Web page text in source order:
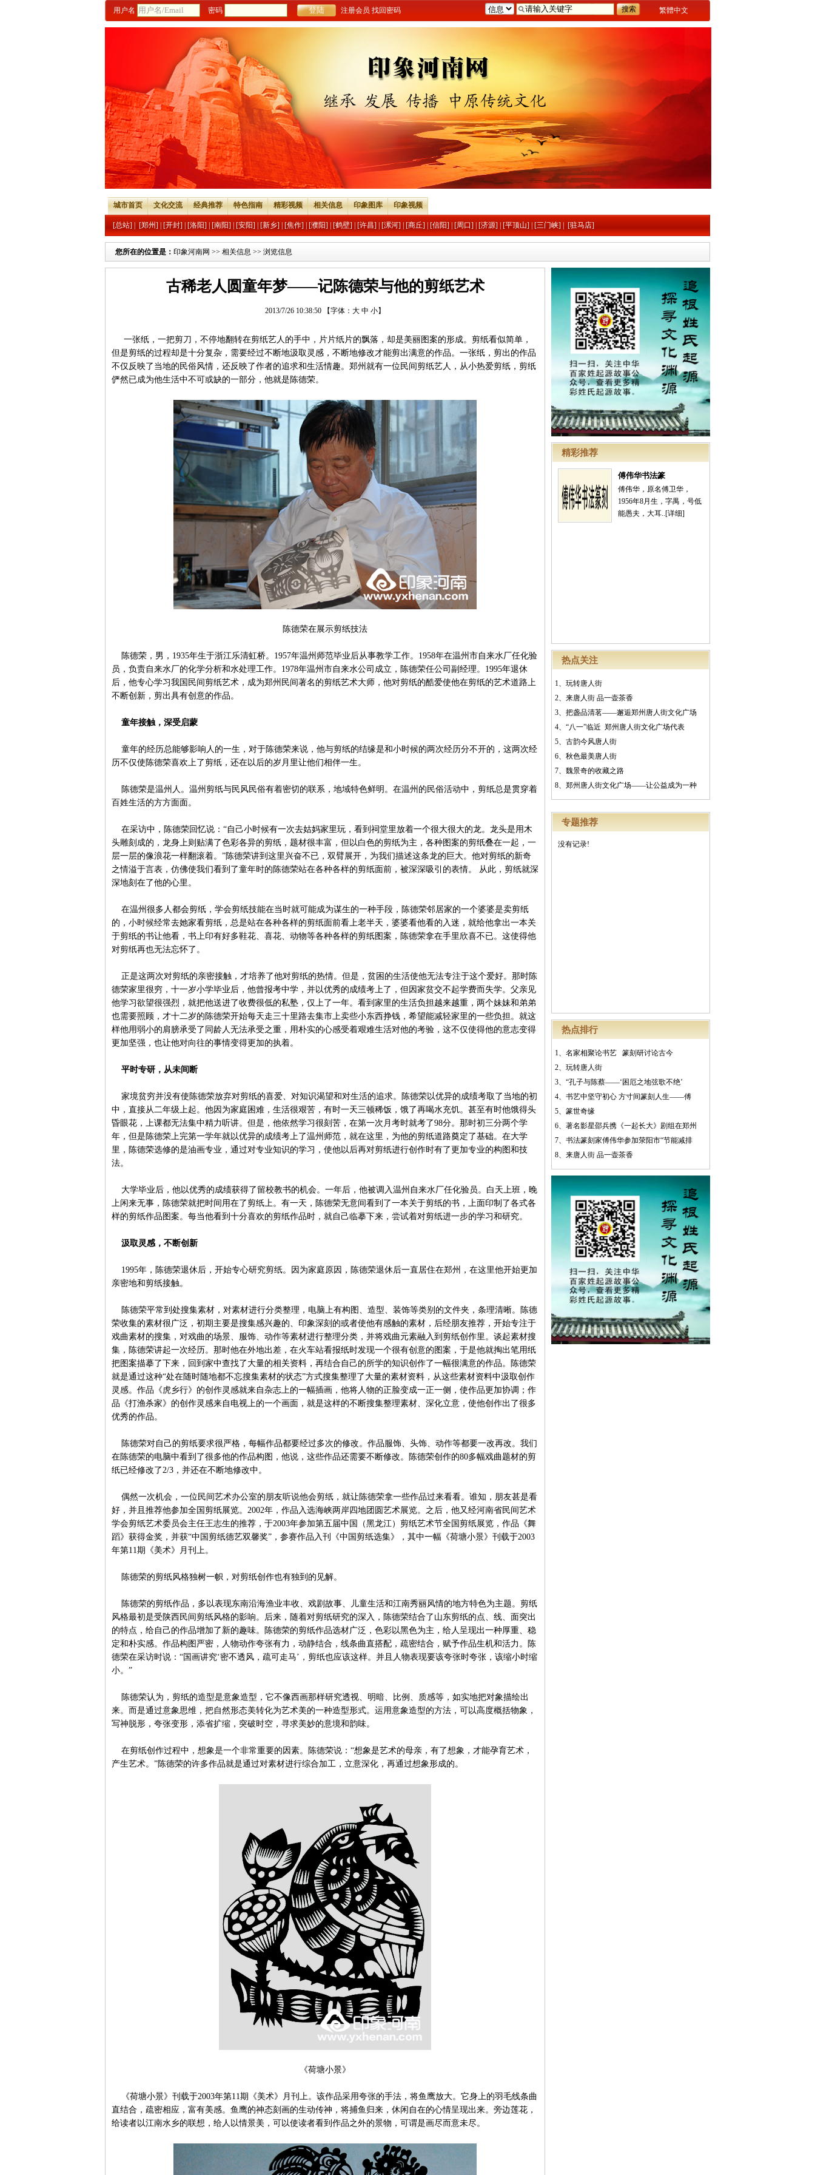
繁體中文
用户名 密码 注册会员 找回密码
城市首页 文化交流 经典推荐 特色指南 精彩视频 相关信息 印象图库 印象视频
[总站] [郑州] [开封] [洛阳] [南阳] [安阳] [新乡] [焦作] [濮阳] [鹤壁] [许昌] [漯河] [商丘] [信阳] [周口] [济源] [平顶山] [三门峡] [驻马店]
您所在的位置是： 印象河南网 >> 相关信息 >> 浏览信息
精彩推荐
傅伟华书法篆
傅伟华，原名傅卫华，
1956年8月生，字禺，号低
能愚夫，大耳..[详细]
热点关注
1、 玩转唐人街
2、 来唐人街 品一壶茶香
3、 把盏品清茗——邂逅郑州唐人街文化广场
4、 “八一”临近 郑州唐人街文化广场代表
5、 古韵今风唐人街
6、 秋色最美唐人街
7、 魏景奇的收藏之路
8、 郑州唐人街文化广场——让公益成为一种
专题推荐
没有记录!
热点排行
1、 名家相聚论书艺 篆刻研讨论古今
2、 玩转唐人街
3、 “孔子与陈蔡——‘困厄之地弦歌不绝’
4、 书艺中坚守初心 方寸间篆刻人生——傅
5、 篆世奇缘
6、 著名影星邵兵携《一起长大》剧组在郑州
7、 书法篆刻家傅伟华参加荥阳市“节能减排
8、 来唐人街 品一壶茶香
古稀老人圆童年梦——记陈德荣与他的剪纸艺术
2013/7/26 10:38:50 【字体： 大 中 小】
一张纸，一把剪刀，不停地翻转在剪纸艺人的手中，片片纸片的飘落，却是美丽图案的形成。剪纸看似简单，
但是剪纸的过程却是十分复杂，需要经过不断地汲取灵感，不断地修改才能剪出满意的作品。一张纸，剪出的作品
不仅反映了当地的民俗风情，还反映了作者的追求和生活情趣。郑州就有一位民间剪纸艺人，从小热爱剪纸，剪纸
俨然已成为他生活中不可或缺的一部分，他就是陈德荣。
陈德荣在展示剪纸技法
陈德荣，男，1935年生于浙江乐清虹桥。1957年温州师范毕业后从事教学工作。1958年在温州市自来水厂任化验
员，负责自来水厂的化学分析和水处理工作。1978年温州市自来水公司成立，陈德荣任公司副经理。1995年退休
后，他专心学习我国民间剪纸艺术，成为郑州民间著名的剪纸艺术大师，他对剪纸的酷爱使他在剪纸的艺术道路上
不断创新，剪出具有创意的作品。
童年接触，深受启蒙
童年的经历总能够影响人的一生，对于陈德荣来说，他与剪纸的结缘是和小时候的两次经历分不开的，这两次经
历不仅使陈德荣喜欢上了剪纸，还在以后的岁月里让他们相伴一生。
陈德荣是温州人。温州剪纸与民风民俗有着密切的联系，地域特色鲜明。在温州的民俗活动中，剪纸总是贯穿着
百姓生活的方方面面。
在采访中，陈德荣回忆说：“自己小时候有一次去姑妈家里玩，看到祠堂里放着一个很大很大的龙。龙头是用木
头雕刻成的，龙身上则贴满了色彩各异的剪纸，题材很丰富，但以白色的剪纸为主，各种图案的剪纸叠在一起，一
层一层的像浪花一样翻滚着。”陈德荣讲到这里兴奋不已，双臂展开，为我们描述这条龙的巨大。他对剪纸的新奇
之情溢于言表，仿佛使我们看到了童年时的陈德荣站在各种各样的剪纸面前，被深深吸引的表情。 从此，剪纸就深
深地刻在了他的心里。
在温州很多人都会剪纸，学会剪纸技能在当时就可能成为谋生的一种手段，陈德荣邻居家的一个婆婆是卖剪纸
的，小时候经常去她家看剪纸，总是站在各种各样的剪纸面前看上老半天，婆婆看他看的入迷，就给他拿出一本关
于剪纸的书让他看，书上印有好多鞋花、喜花、动物等各种各样的剪纸图案，陈德荣拿在手里欣喜不已。这使得他
对剪纸再也无法忘怀了。
正是这两次对剪纸的亲密接触，才培养了他对剪纸的热情。但是，贫困的生活使他无法专注于这个爱好。那时陈
德荣家里很穷，十一岁小学毕业后，他曾报考中学，并以优秀的成绩考上了，但因家贫交不起学费而失学。父亲见
他学习欲望很强烈，就把他送进了收费很低的私塾，仅上了一年。看到家里的生活负担越来越重，两个妹妹和弟弟
也需要照顾，才十二岁的陈德荣开始每天走三十里路去集市上卖些小东西挣钱，希望能减轻家里的一些负担。就这
样他用弱小的肩膀承受了同龄人无法承受之重，用朴实的心感受着艰难生活对他的考验，这不仅使得他的意志变得
更加坚强，也让他对向往的事情变得更加的执着。
平时专研，从未间断
家境贫穷并没有使陈德荣放弃对剪纸的喜爱、对知识渴望和对生活的追求。陈德荣以优异的成绩考取了当地的初
中，直接从二年级上起。他因为家庭困难，生活很艰苦，有时一天三顿稀饭，饿了再喝水充饥。甚至有时他饿得头
昏眼花，上课都无法集中精力听讲。但是，他依然学习很刻苦，在第一次月考时就考了98分。那时初三分两个学
年，但是陈德荣上完第一学年就以优异的成绩考上了温州师范，就在这里，为他的剪纸道路奠定了基础。在大学
里，陈德荣选修的是油画专业，通过对专业知识的学习，使他以后再对剪纸进行创作时有了更加专业的构图和技
法。
大学毕业后，他以优秀的成绩获得了留校教书的机会。一年后，他被调入温州自来水厂任化验员。白天上班，晚
上闲来无事，陈德荣就把时间用在了剪纸上。有一天，陈德荣无意间看到了一本关于剪纸的书，上面印制了各式各
样的剪纸作品图案。每当他看到十分喜欢的剪纸作品时，就自己临摹下来，尝试着对剪纸进一步的学习和研究。
汲取灵感，不断创新
1995年，陈德荣退休后，开始专心研究剪纸。因为家庭原因，陈德荣退休后一直居住在郑州，在这里他开始更加
亲密地和剪纸接触。
陈德荣平常到处搜集素材，对素材进行分类整理，电脑上有构图、造型、装饰等类别的文件夹，条理清晰。陈德
荣收集的素材很广泛，初期主要是搜集感兴趣的、印象深刻的或者使他有感触的素材，后经朋友推荐，开始专注于
戏曲素材的搜集，对戏曲的场景、服饰、动作等素材进行整理分类，并将戏曲元素融入到剪纸创作里。谈起素材搜
集，陈德荣讲起一次经历。那时他在外地出差，在火车站看报纸时发现一个很有创意的图案，于是他就掏出笔用纸
把图案描摹了下来，回到家中查找了大量的相关资料，再结合自己的所学的知识创作了一幅很满意的作品。陈德荣
就是通过这种“处在随时随地都不忘搜集素材的状态”方式搜集整理了大量的素材资料，从这些素材资料中汲取创作
灵感。作品《虎乡行》的创作灵感就来自杂志上的一幅插画，他将人物的正脸变成一正一侧，使作品更加协调；作
品《打渔杀家》的创作灵感来自电视上的一个画面，就是这样的不断搜集整理素材、深化立意，使他创作出了很多
优秀的作品。
陈德荣对自己的剪纸要求很严格，每幅作品都要经过多次的修改。作品服饰、头饰、动作等都要一改再改。我们
在陈德荣的电脑中看到了很多他的作品构图，他说，这些作品还需要不断修改。陈德荣创作的80多幅戏曲题材的剪
纸已经修改了2/3，并还在不断地修改中。
偶然一次机会，一位民间艺术办公室的朋友听说他会剪纸，就让陈德荣拿一些作品过来看看。谁知，朋友甚是看
好，并且推荐他参加全国剪纸展览。2002年，作品入选海峡两岸四地团圆艺术展览。之后，他又经河南省民间艺术
学会剪纸艺术委员会主任王志生的推荐，于2003年参加第五届中国（黑龙江）剪纸艺术节全国剪纸展览，作品《舞
蹈》获得金奖，并获“中国剪纸德艺双馨奖”，参赛作品入刊《中国剪纸选集》，其中一幅《荷塘小景》刊载于2003
年第11期《美术》月刊上。
陈德荣的剪纸风格独树一帜，对剪纸创作也有独到的见解。
陈德荣的剪纸作品，多以表现东南沿海渔业丰收、戏剧故事、儿童生活和江南秀丽风情的地方特色为主题。剪纸
风格最初是受陕西民间剪纸风格的影响。后来，随着对剪纸研究的深入，陈德荣结合了山东剪纸的点、线、面突出
的特点，给自己的作品增加了新的趣味。陈德荣的剪纸作品选材广泛，色彩以黑色为主，给人呈现出一种厚重、稳
定和朴实感。作品构图严密，人物动作夸张有力，动静结合，线条曲直搭配，疏密结合，赋予作品生机和活力。陈
德荣在采访时说：“国画讲究‘密不透风，疏可走马’，剪纸也应该这样。并且人物表现要该夸张时夸张，该缩小时缩
小。”
陈德荣认为，剪纸的造型是意象造型，它不像西画那样研究透视、明暗、比例、质感等，如实地把对象描绘出
来。而是通过意象思维，把自然形态美转化为艺术美的一种造型形式。运用意象造型的方法，可以高度概括物象，
写神脱形，夸张变形，添省扩缩，突破时空，寻求美妙的意境和韵味。
在剪纸创作过程中，想象是一个非常重要的因素。陈德荣说：“想象是艺术的母亲，有了想象，才能孕育艺术，
产生艺术。”陈德荣的许多作品就是通过对素材进行综合加工，立意深化，再通过想象形成的。
《荷塘小景》
《荷塘小景》刊载于2003年第11期《美术》月刊上。该作品采用夸张的手法，将鱼鹰放大。它身上的羽毛线条曲
直结合，疏密相应，富有美感。鱼鹰的神态刻画的生动传神，将捕鱼归来，休闲自在的心情呈现出来。旁边莲花，
给读者以江南水乡的联想，给人以情景美，可以使读者看到作品之外的景物，可谓是画尽而意未尽。